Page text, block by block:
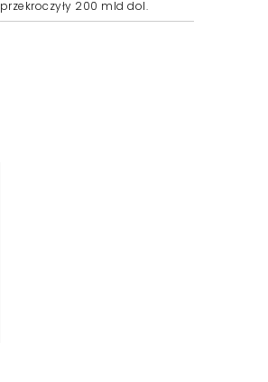
przekroczyły 200 mld dol.